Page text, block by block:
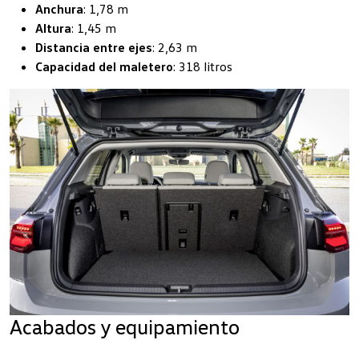
Anchura: 1,78 m
Altura: 1,45 m
Distancia entre ejes: 2,63 m
Capacidad del maletero: 318 litros
Acabados y equipamiento